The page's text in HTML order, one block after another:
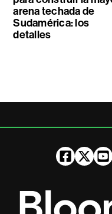
arena techada de
Sudamérica: los
detalles